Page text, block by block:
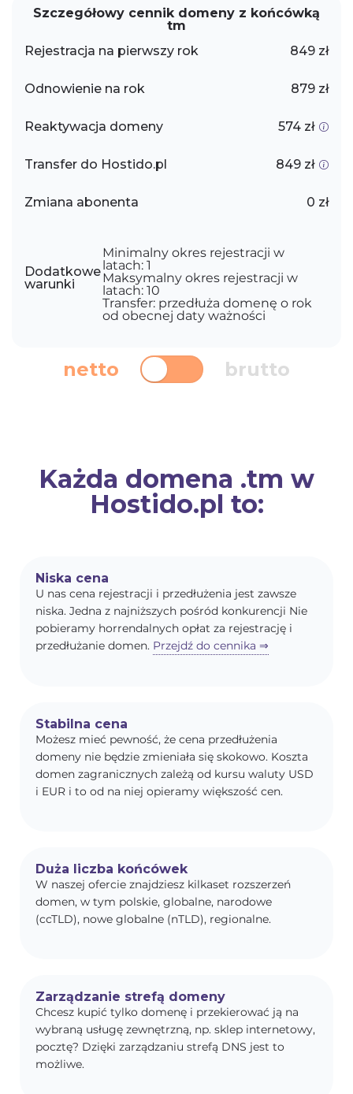
Szczegółowy cennik domeny z końcówką
tm
Rejestracja na pierwszy rok
849 zł
Odnowienie na rok 879 zł
Reaktywacja domeny 574 zł
Transfer do Hostido.pl 849 zł
Zmiana abonenta 0 zł
Dodatkowe
warunki
Minimalny okres rejestracji w
latach: 1
Maksymalny okres rejestracji w
latach: 10
Transfer: przedłuża domenę o rok
od obecnej daty ważności
netto brutto
Każda domena .tm w
Hostido.pl to:
Niska cena
U nas cena rejestracji i przedłużenia jest zawsze
niska. Jedna z najniższych pośród konkurencji Nie
pobieramy horrendalnych opłat za rejestrację i
przedłużanie domen. Przejdź do cennika ⇒
Stabilna cena
Możesz mieć pewność, że cena przedłużenia
domeny nie będzie zmieniała się skokowo. Koszta
domen zagranicznych zależą od kursu waluty USD
i EUR i to od na niej opieramy większość cen.
Duża liczba końcówek
W naszej ofercie znajdziesz kilkaset rozszerzeń
domen, w tym polskie, globalne, narodowe
(ccTLD), nowe globalne (nTLD), regionalne.
Zarządzanie strefą domeny
Chcesz kupić tylko domenę i przekierować ją na
wybraną usługę zewnętrzną, np. sklep internetowy,
pocztę? Dzięki zarządzaniu strefą DNS jest to
możliwe.